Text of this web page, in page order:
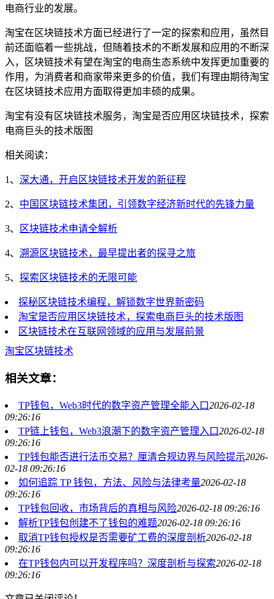
电商行业的发展。
淘宝在区块链技术方面已经进行了一定的探索和应用，虽然目
前还面临着一些挑战，但随着技术的不断发展和应用的不断深
入，区块链技术有望在淘宝的电商生态系统中发挥更加重要的
作用，为消费者和商家带来更多的价值，我们有理由期待淘宝
在区块链技术应用方面取得更加丰硕的成果。
淘宝有没有区块链技术服务，淘宝是否应用区块链技术，探索
电商巨头的技术版图
相关阅读：
1、 深大通，开启区块链技术开发的新征程
2、 中国区块链技术集团，引领数字经济新时代的先锋力量
3、 区块链技术申请全解析
4、 溯源区块链技术，最早提出者的探寻之旅
5、 探索区块链技术的无限可能
探秘区块链技术编程，解锁数字世界新密码
淘宝是否应用区块链技术，探索电商巨头的技术版图
区块链技术在互联网领域的应用与发展前景
淘宝 区块链技术
相关文章：
TP钱包，Web3时代的数字资产管理全能入口2026-02-18
09:26:16
TP链上钱包，Web3浪潮下的数字资产管理入口2026-02-18
09:26:16
TP钱包能否进行法币交易？厘清合规边界与风险提示2026-
02-18 09:26:16
如何追踪 TP 钱包，方法、风险与法律考量2026-02-18
09:26:16
TP钱包回收，市场背后的真相与风险2026-02-18 09:26:16
解析TP钱包创建不了钱包的难题2026-02-18 09:26:16
取消TP钱包授权是否需要矿工费的深度剖析2026-02-18
09:26:16
在TP钱包内可以开发程序吗？深度剖析与探索2026-02-18
09:26:16